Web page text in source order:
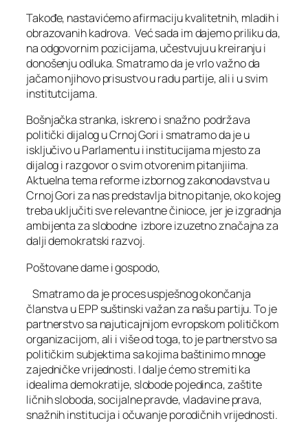
Takođe, nastavićemo afirmaciju kvalitetnih, mladih i
obrazovanih kadrova. Već sada im dajemo priliku da,
na odgovornim pozicijama, učestvuju u kreiranju i
donošenju odluka. Smatramo da je vrlo važno da
jačamo njihovo prisustvo u radu partije, ali i u svim
institutcijama.
Bošnjačka stranka, iskreno i snažno podržava
politički dijalog u Crnoj Gori i smatramo da je u
isključivo u Parlamentu i institucijama mjesto za
dijalog i razgovor o svim otvorenim pitanjiima.
Aktuelna tema reforme izbornog zakonodavstva u
Crnoj Gori za nas predstavlja bitno pitanje, oko kojeg
treba uključiti sve relevantne činioce, jer je izgradnja
ambijenta za slobodne izbore izuzetno značajna za
dalji demokratski razvoj.
Poštovane dame i gospodo,
Smatramo da je proces uspješnog okončanja
članstva u EPP suštinski važan za našu partiju. To je
partnerstvo sa najuticajnijom evropskom političkom
organizacijom, ali i više od toga, to je partnerstvo sa
političkim subjektima sa kojima baštinimo mnoge
zajedničke vrijednosti. I dalje ćemo stremiti ka
idealima demokratije, slobode pojedinca, zaštite
ličnih sloboda, socijalne pravde, vladavine prava,
snažnih institucija i očuvanje porodičnih vrijednosti.